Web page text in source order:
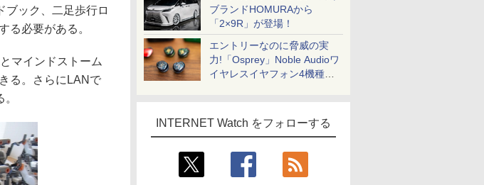
ブランドHOMURAから
「2×9R」が登場！
エントリーなのに脅威の実
力!「Osprey」Noble Audioワ
イヤレスイヤフォン4機種を
INTERNET Watch をフォローする
ブック、二足歩行ロ
る必要がある。
マインドストーム
る。さらにLANで